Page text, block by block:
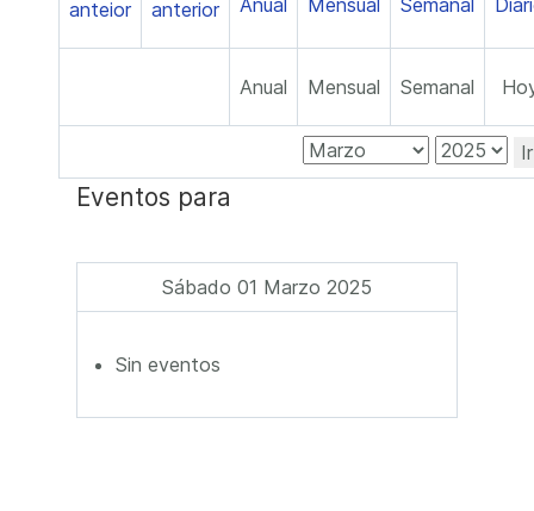
Anual Mensual Semanal
Eventos para
Sábado 01 Marzo 2025
Sin eventos